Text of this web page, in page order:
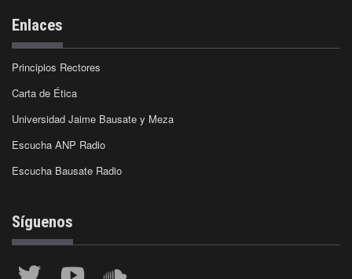
Enlaces
Principios Rectores
Carta de Ética
Universidad Jaime Bausate y Meza
Escucha ANP Radio
Escucha Bausate Radio
Síguenos